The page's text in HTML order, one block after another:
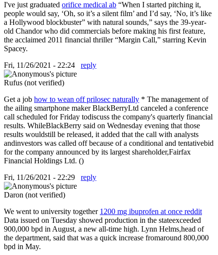
I've just graduated orifice medical ab “When I started pitching it,
people would say, ‘Oh, so it’s a silent film’ and I’d say, ‘No, it’s like
a Hollywood blockbuster” with natural sounds,” says the 39-year-
old Chandor who did commercials before making his first feature,
the acclaimed 2011 financial thriller “Margin Call,” starring Kevin
Spacey.
Fri, 11/26/2021 - 22:24
reply
Rufus (not verified)
Get a job how to wean off prilosec naturally * The management of
the ailing smartphone maker BlackBerryLtd canceled a conference
call scheduled for Friday todiscuss the company's quarterly financial
results. WhileBlackBerry said on Wednesday evening that those
results wouldstill be released, it added that the call with analysts
andinvestors was called off because of a conditional and tentativebid
for the company announced by its largest shareholder,Fairfax
Financial Holdings Ltd. ()
Fri, 11/26/2021 - 22:29
reply
Daron (not verified)
We went to university together 1200 mg ibuprofen at once reddit
Data issued on Tuesday showed production in the stateexceeded
900,000 bpd in August, a new all-time high. Lynn Helms,head of
the department, said that was a quick increase fromaround 800,000
bpd in May.